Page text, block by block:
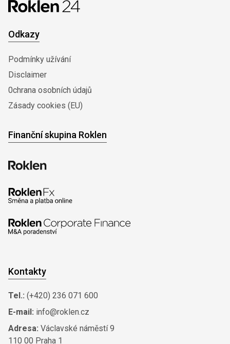
Odkazy
Podmínky užívání
Disclaimer
0chrana osobních údajů
Zásady cookies (EU)
Finanční skupina Roklen
Kontakty
Tel.: (+420) 236 071 600
E-mail: info@roklen.cz
Adresa: Václavské náměstí 9
110 00 Praha 1